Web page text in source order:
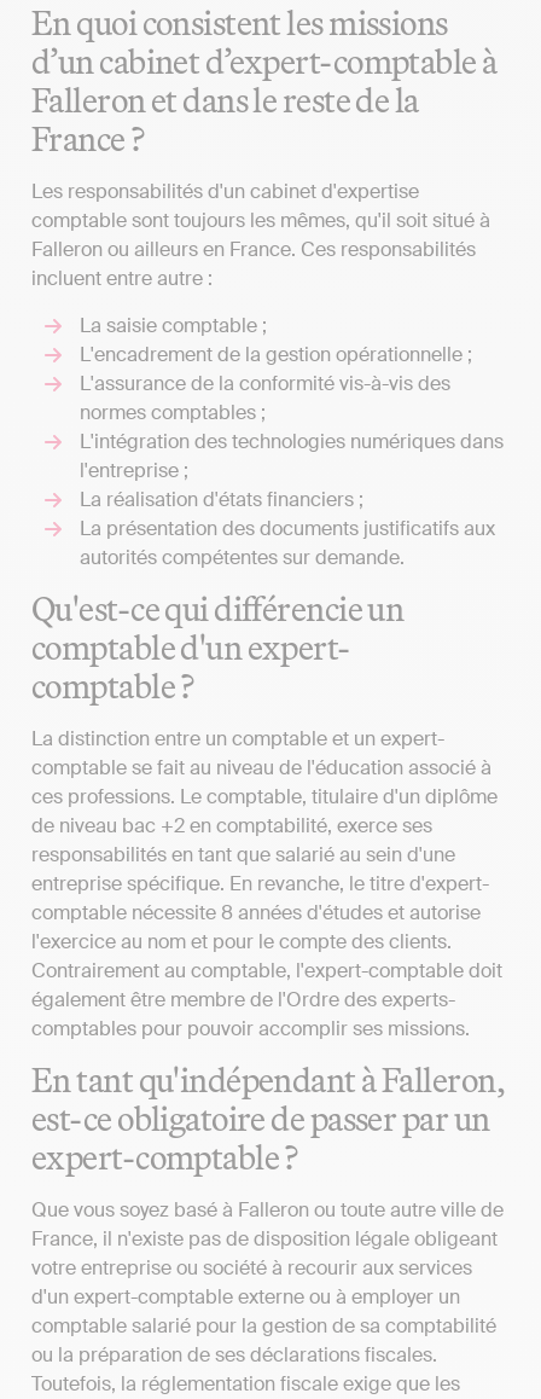
En quoi consistent les missions
d’un cabinet d’expert-comptable à
Falleron et dans le reste de la
France ?
Les responsabilités d'un cabinet d'expertise
comptable sont toujours les mêmes, qu'il soit situé à
Falleron ou ailleurs en France. Ces responsabilités
incluent entre autre :
La saisie comptable ;
L'encadrement de la gestion opérationnelle ;
L'assurance de la conformité vis-à-vis des
normes comptables ;
L'intégration des technologies numériques dans
l'entreprise ;
La réalisation d'états financiers ;
La présentation des documents justificatifs aux
autorités compétentes sur demande.
Qu'est-ce qui différencie un
comptable d'un expert-
comptable ?
La distinction entre un comptable et un expert-
comptable se fait au niveau de l'éducation associé à
ces professions. Le comptable, titulaire d'un diplôme
de niveau bac +2 en comptabilité, exerce ses
responsabilités en tant que salarié au sein d'une
entreprise spécifique. En revanche, le titre d'expert-
comptable nécessite 8 années d'études et autorise
l'exercice au nom et pour le compte des clients.
Contrairement au comptable, l'expert-comptable doit
également être membre de l'Ordre des experts-
comptables pour pouvoir accomplir ses missions.
En tant qu'indépendant à Falleron,
est-ce obligatoire de passer par un
expert-comptable ?
Que vous soyez basé à Falleron ou toute autre ville de
France, il n'existe pas de disposition légale obligeant
votre entreprise ou société à recourir aux services
d'un expert-comptable externe ou à employer un
comptable salarié pour la gestion de sa comptabilité
ou la préparation de ses déclarations fiscales.
Toutefois, la réglementation fiscale exige que les